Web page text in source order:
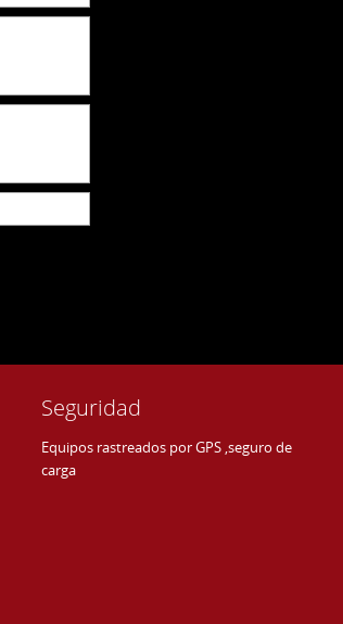
Seguridad
Equipos rastreados por GPS ,seguro de
carga